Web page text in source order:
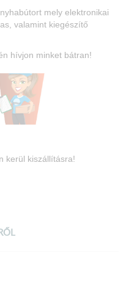
mely elektronikai
valamint kiegészítő
hívjon minket bátran!
kerül kiszállításra!
cm
cm
cm